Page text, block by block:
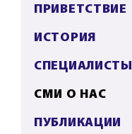
ПРИВЕТСТВИЕ
ИСТОРИЯ
СПЕЦИАЛИСТЫ
СМИ О НАС
ПУБЛИКАЦИИ